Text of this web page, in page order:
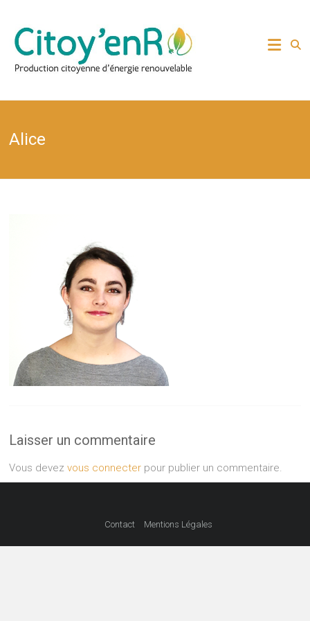
content
Citoy'enR
d'énergie renouvelable
Alice
Laisser un commentaire
Vous devezvous connecter pour publier un commentaire.
Contact Mentions Légales